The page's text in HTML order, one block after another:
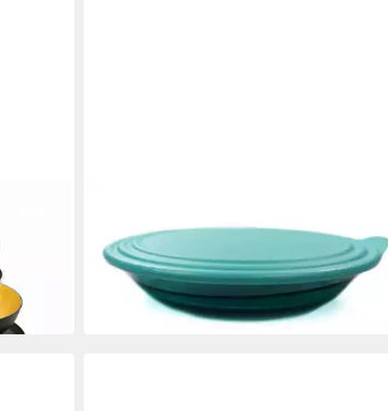
Servierschale Tupperware Eleganzia
Schale türkis 1,5 L
34,90 €
lieferbar - in 3-4 Werktagen bei dir